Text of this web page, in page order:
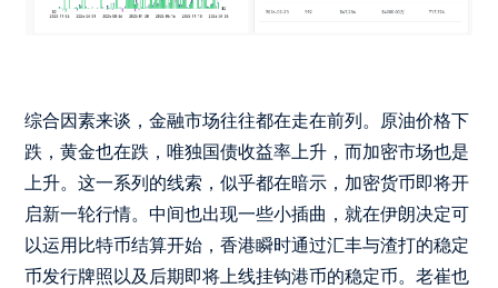
综合因素来谈，金融市场往往都在走在前列。原油价格下
跌，黄金也在跌，唯独国债收益率上升，而加密市场也是
上升。这一系列的线索，似乎都在暗示，加密货币即将开
启新一轮行情。中间也出现一些小插曲，就在伊朗决定可
以运用比特币结算开始，香港瞬时通过汇丰与渣打的稳定
币发行牌照以及后期即将上线挂钩港币的稳定币。老崔也